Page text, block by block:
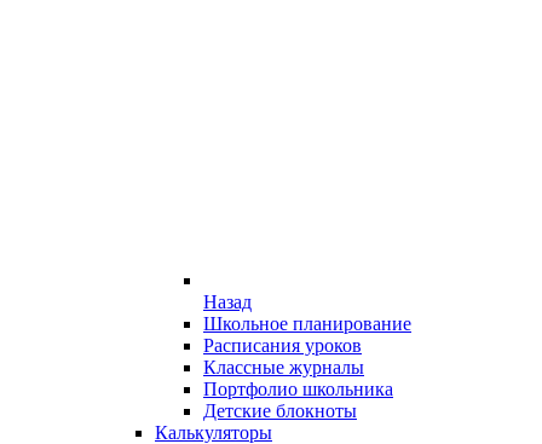
Назад
Школьное планирование
Расписания уроков
Классные журналы
Портфолио школьника
Детские блокноты
Калькуляторы